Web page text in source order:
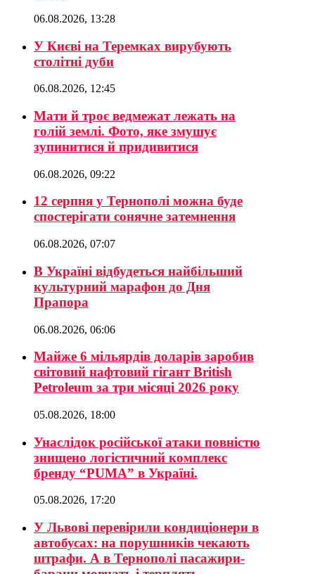
06.08.2026, 13:28
У Києві на Теремках вирубують
столітні дуби
06.08.2026, 12:45
Мати й троє ведмежат лежать на
голій землі. Фото, яке змушує
зупинитися й придивитися
06.08.2026, 09:22
12 серпня у Тернополі можна буде
спостерігати сонячне затемнення
06.08.2026, 07:07
В Україні відбудеться найбільший
культурний марафон до Дня
Прапора
06.08.2026, 06:06
Майже 6 мільярдів доларів заробив
світовий нафтовий гігант British
Petroleum за три місяці 2026 року
05.08.2026, 18:00
Унаслідок російської атаки повністю
знищено логістичний комплекс
бренду “PUMA” в Україні.
05.08.2026, 17:20
У Львові перевірили кондиціонери в
автобусах: на порушників чекають
штрафи. А в Тернополі пасажири-